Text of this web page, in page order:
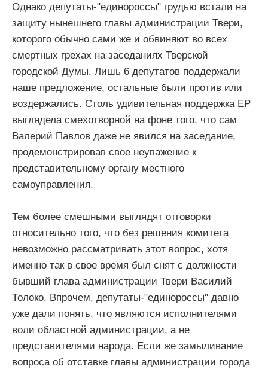
Однако депутаты-"единороссы" грудью встали на
защиту нынешнего главы администрации Твери,
которого обычно сами же и обвиняют во всех
смертных грехах на заседаниях Тверской
городской Думы. Лишь 6 депутатов поддержали
наше предложение, остальные были против или
воздержались. Столь удивительная поддержка ЕР
выглядела смехотворной на фоне того, что сам
Валерий Павлов даже не явился на заседание,
продемонстрировав свое неуважение к
представительному органу местного
самоуправления.
Тем более смешными выглядят отговорки
относительно того, что без решения комитета
невозможно рассматривать этот вопрос, хотя
именно так в свое время был снят с должности
бывший глава администрации Твери Василий
Толоко. Впрочем, депутаты-"единороссы" давно
уже дали понять, что являются исполнителями
воли областной администрации, а не
представителями народа. Если же замыливание
вопроса об отставке главы администрации города